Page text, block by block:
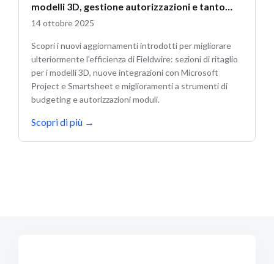
modelli 3D, gestione autorizzazioni e tanto
altro
14 ottobre 2025
Scopri i nuovi aggiornamenti introdotti per migliorare
ulteriormente l'efficienza di Fieldwire: sezioni di ritaglio
per i modelli 3D, nuove integrazioni con Microsoft
Project e Smartsheet e miglioramenti a strumenti di
budgeting e autorizzazioni moduli.
Scopri di più →